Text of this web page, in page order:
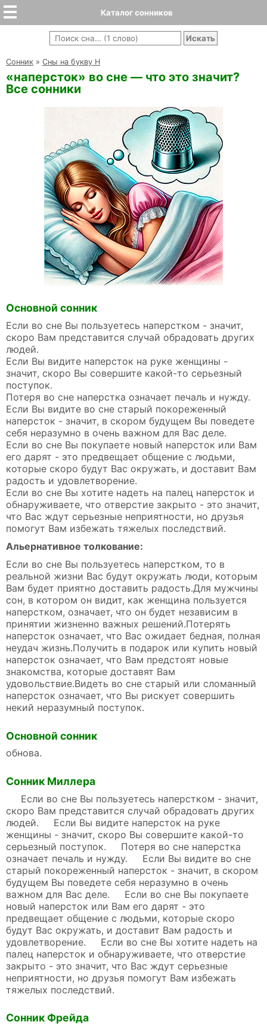
Каталог сонников
Cонник » Сны на букву Н
«наперсток» во сне — что это значит?
Все сонники
Основной сонник
Если во сне Вы пользуетесь наперстком - значит,
скоро Вам представится случай обрадовать других
людей.
Если Вы видите наперсток на руке женщины -
значит, скоро Вы совершите какой-то серьезный
поступок.
Потеря во сне наперстка означает печаль и нужду.
Если Вы видите во сне старый покореженный
наперсток - значит, в скором будущем Вы поведете
себя неразумно в очень важном для Вас деле.
Если во сне Вы покупаете новый наперсток или Вам
его дарят - это предвещает общение с людьми,
которые скоро будут Вас окружать, и доставит Вам
радость и удовлетворение.
Если во сне Вы хотите надеть на палец наперсток и
обнаруживаете, что отверстие закрыто - это значит,
что Вас ждут серьезные неприятности, но друзья
помогут Вам избежать тяжелых последствий.
Альернативное толкование:
Если во сне Вы пользуетесь наперстком, то в
реальной жизни Вас будут окружать люди, которым
Вам будет приятно доставить радость.Для мужчины
сон, в котором он видит, как женщина пользуется
наперстком, означает, что он будет независим в
принятии жизненно важных решений.Потерять
наперсток означает, что Вас ожидает бедная, полная
неудач жизнь.Получить в подарок или купить новый
наперсток означает, что Вам предстоят новые
знакомства, которые доставят Вам
удовольствие.Видеть во сне старый или сломанный
наперсток означает, что Вы рискует совершить
некий неразумный поступок.
Основной сонник
обнова.
Сонник Миллера
Если во сне Вы пользуетесь наперстком - значит,
скоро Вам представится случай обрадовать других
людей. Если Вы видите наперсток на руке
женщины - значит, скоро Вы совершите какой-то
серьезный поступок. Потеря во сне наперстка
означает печаль и нужду. Если Вы видите во сне
старый покореженный наперсток - значит, в скором
будущем Вы поведете себя неразумно в очень
важном для Вас деле. Если во сне Вы покупаете
новый наперсток или Вам его дарят - это
предвещает общение с людьми, которые скоро
будут Вас окружать, и доставит Вам радость и
удовлетворение. Если во сне Вы хотите надеть на
палец наперсток и обнаруживаете, что отверстие
закрыто - это значит, что Вас ждут серьезные
неприятности, но друзья помогут Вам избежать
тяжелых последствий.
Сонник Фрейда